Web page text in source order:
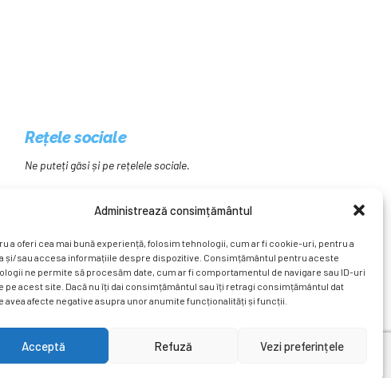
Administrează consimțământul
a oferi cea mai bună experiență, folosim tehnologii, cum ar fi cookie-uri, pentru a
și/sau accesa informațiile despre dispozitive. Consimțământul pentru aceste
ne permite să procesăm date, cum ar fi comportamentul de navigare sau ID-uri
pe acest site. Dacă nu îți dai consimțământul sau îți retragi consimțământul dat
avea afecte negative asupra unor anumite funcționalități și funcții.
Acceptă Refuză Vezi preferințele
Rețele sociale
Ne puteți găsi și pe rețelele sociale.